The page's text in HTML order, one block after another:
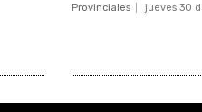
Provinciales jueves 30